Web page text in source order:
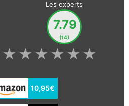
Les experts
7.79
(14)
★
★
★
★
★
★
10,95€